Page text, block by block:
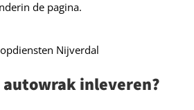
de pagina.
inleveren?